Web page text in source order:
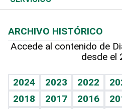
Hablando con el pediatra
Vida y familia
Eñe
Línea de hit
TBT Deportivo
Más firmas
Hecho en casa
Guía del dinero
Cumpleaños
Horóscopos
Crucigramas
ARCHIVO HISTÓRICO
Accede al contenido de
desde el
2024 2023 2022
2018
2017 2016